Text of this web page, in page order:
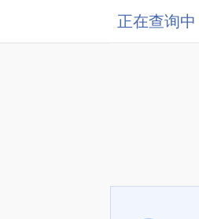
正在查询中